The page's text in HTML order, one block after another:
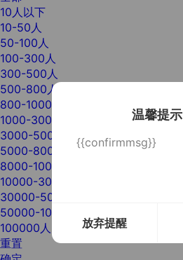
温馨提示
{{confirmmsg}}
放弃提醒
10人以下
10-50人
50-100人
100-300人
300-500人
500-800人
800-1000人
1000-3000人
3000-5000人
5000-8000人
8000-10000人
10000-30000人
30000-50000人
50000-100000人
100000人以上
重置